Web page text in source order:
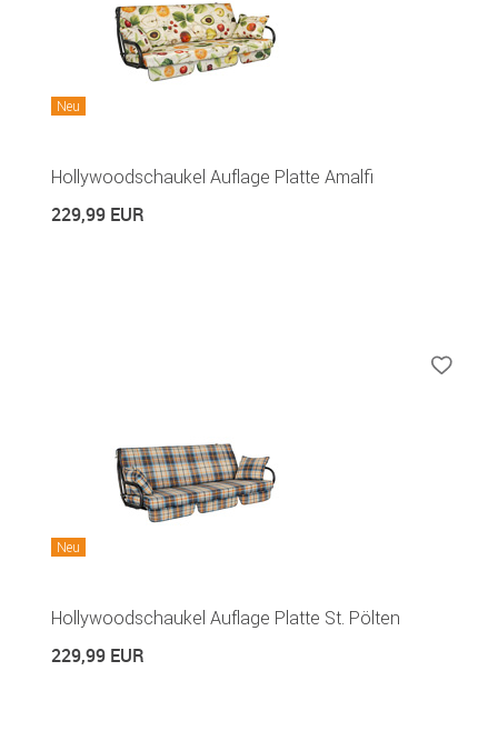
Neu
Hollywoodschaukel Auflage Platte Amalfi
229,99 EUR
Neu
Hollywoodschaukel Auflage Platte St. Pölten
229,99 EUR